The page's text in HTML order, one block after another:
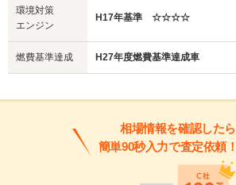
環境対策
エンジン
H17年基準 ☆☆☆☆
燃費基準達成 H27年度燃費基準達成車
相場情報を確認したら
簡単90秒入力で査定依頼！